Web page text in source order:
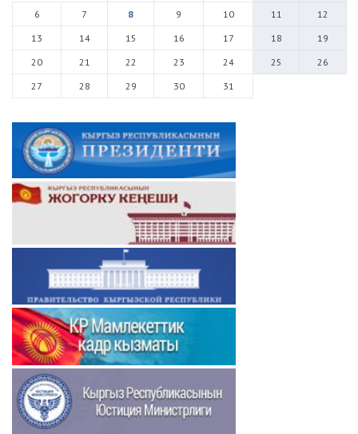
6
7 8 9 10 11
12
13
14 15 16 17 18
19
20
21 22 23 24 25
26
27
28 29 30 31